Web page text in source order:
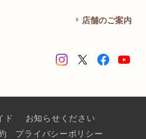
店舗のご案内
ド
お知らせください
プライバシーポリシー